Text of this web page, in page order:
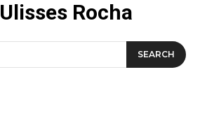
Ulisses Rocha
SEARCH